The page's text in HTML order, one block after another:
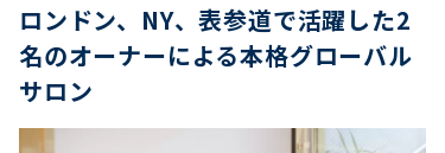
ロンドン、NY、表参道で活躍した2
名のオーナーによる本格グローバル
サロン